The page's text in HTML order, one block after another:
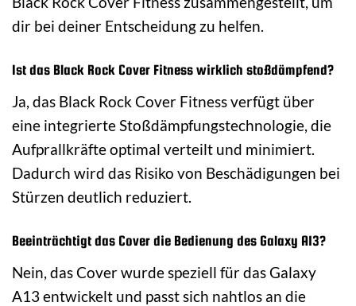
dir bei deiner Entscheidung zu helfen.
Ist das Black Rock Cover Fitness wirklich stoßdämpfend?
Ja, das Black Rock Cover Fitness verfügt über
eine integrierte Stoßdämpfungstechnologie, die
Aufprallkräfte optimal verteilt und minimiert.
Dadurch wird das Risiko von Beschädigungen bei
Stürzen deutlich reduziert.
Beeinträchtigt das Cover die Bedienung des Galaxy A13?
Nein, das Cover wurde speziell für das Galaxy
A13 entwickelt und passt sich nahtlos an die